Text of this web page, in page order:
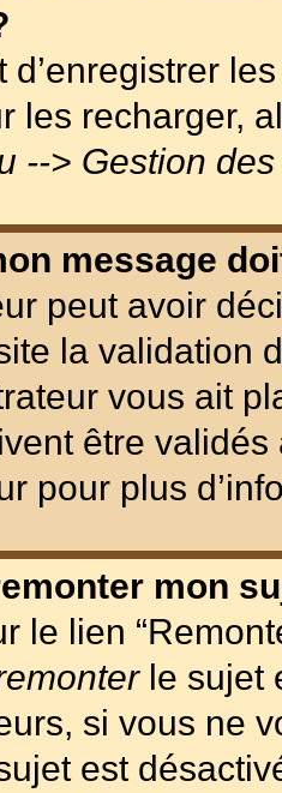
d’enregistrer
les recharger,
--> Gestion
message
peut avoir
la validation
vous ait
être validés
pour plus
mon
le lien
le sujet
si vous ne
est